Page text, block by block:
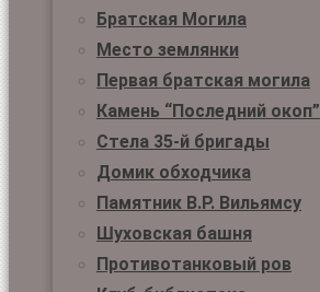
Братская Могила
Место землянки
Первая братская могила
Камень “Последний окоп”
Стела 35-й бригады
Домик обходчика
Памятник В.Р. Вильямсу
Шуховская башня
Противотанковый ров